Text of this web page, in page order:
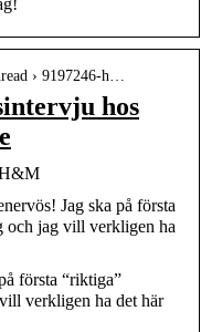
› 9197246-h…
hos
Jag ska på första
och jag vill verkligen ha
första “riktiga”
verkligen ha det här